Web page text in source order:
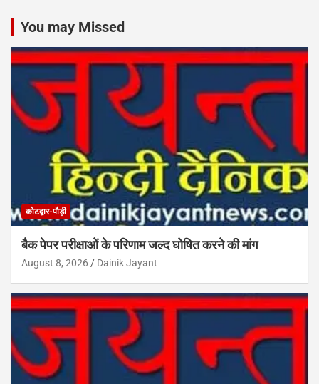
You may Missed
कोटद्वार-पौड़ी
बैक पेपर परीक्षाओं के परिणाम जल्द घोषित करने की मांग
August 8, 2026 Dainik Jayant